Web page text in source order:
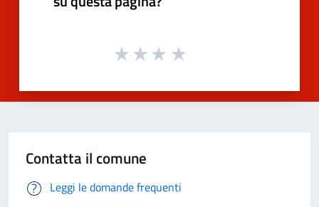
Contatta il comune
Leggi le domande frequenti